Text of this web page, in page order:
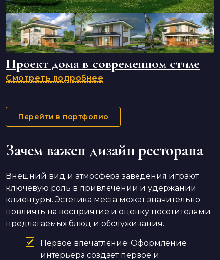
Проект дома в современном стиле
Смотреть подробнее
Перейти в портфолио
Зачем важен дизайн ресторана
Внешний вид и атмосфера заведения играют
ключевую роль в привлечении и удержании
клиентуры. Эстетика места может значительно
повлиять на восприятие и оценку посетителями
предлагаемых блюд и обслуживания.
Первое впечатление: Оформление
интерьера создаёт первое и